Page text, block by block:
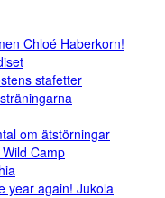
Chloé Haberkorn!
stafetter
om ätstörningar
Camp
year again! Jukola